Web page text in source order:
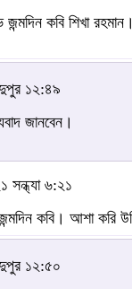
কবি শিখা
১২:৪৯
জানবেন।
সন্ধ্যা ৬:২১
কবি। আশা করি
১২:৫০